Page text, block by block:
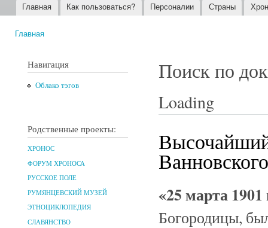
Главное меню
Главная Как пользоваться? Персоналии Страны
Главная
Навигация
Облако тэгов
Родственные проекты:
ХРОНОС
ФОРУМ ХРОНОСА
РУССКОЕ ПОЛЕ
РУМЯНЦЕВСКИЙ МУЗЕЙ
ЭТНОЦИКЛОПЕДИЯ
СЛАВЯНСТВО
Поиск по
Loading
«25 марта 1901
Богородицы,